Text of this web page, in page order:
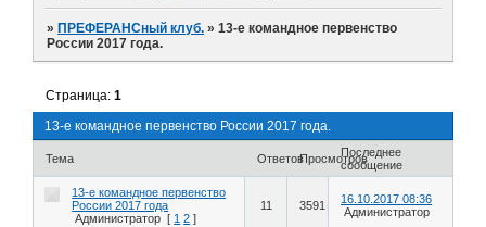
»ПРЕФЕРАНСный клуб. »13-е командное первенство
России 2017 года.
13-е командное первенство России 2017 года.
Страница:1
Тема ОтветовПросмотровПоследнее
сообщение
13-е командное первенство
России 2017 года
Администратор [ 1 2 ]
11 3591
16.10.2017 08:36
Администратор